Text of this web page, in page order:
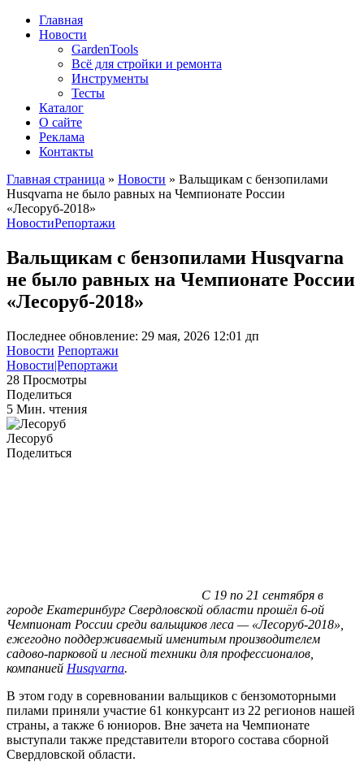
Главная
Новости
GardenTools
Всё для стройки и ремонта
Инструменты
Тесты
Каталог
О сайте
Реклама
Контакты
Главная страница » Новости » Вальщикам с бензопилами
Husqvarna не было равных на Чемпионате России
«Лесоруб-2018»
НовостиРепортажи
Вальщикам с бензопилами Husqvarna
не было равных на Чемпионате России
«Лесоруб-2018»
Последнее обновление: 29 мая, 2026 12:01 дп
Новости Репортажи
Новости|Репортажи
28 Просмотры
Поделиться
5 Мин. чтения
Лесоруб
Поделиться
С 19 по 21 сентября в
городе Екатеринбург Свердловской области прошёл 6-ой
Чемпионат России среди вальщиков леса — «Лесоруб-2018»,
ежегодно поддерживаемый именитым производителем
садово-парковой и лесной техники для профессионалов,
компанией Husqvarna.
В этом году в соревновании вальщиков с бензомоторными
пилами приняли участие 61 конкурсант из 22 регионов нашей
страны, а также 6 юниоров. Вне зачета на Чемпионате
выступали также представители второго состава сборной
Свердловской области.